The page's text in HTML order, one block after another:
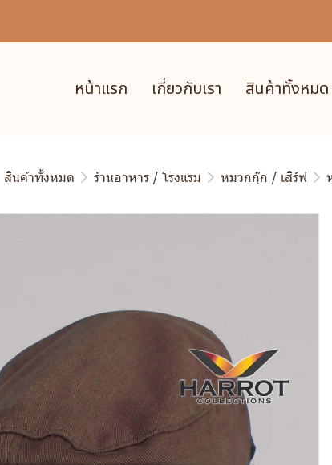
หน้าแรก เกี่ยวกับเรา สินค้าทั้งหมด
สินค้าทั้งหมด ร้านอาหาร / โรงแรม หมวกกุ๊ก / เสิร์ฟ